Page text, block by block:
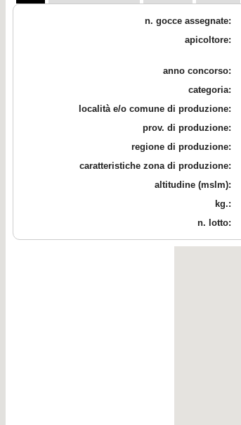
n. gocce assegnate:
apicoltore:
anno concorso:
categoria:
località e/o comune di produzione:
prov. di produzione:
regione di produzione:
caratteristiche zona di produzione:
altitudine (mslm):
kg.:
n. lotto: